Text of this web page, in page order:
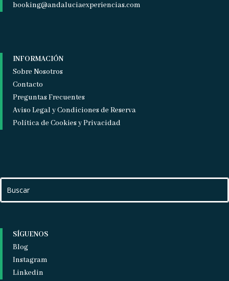
booking@andaluciaexperiencias.com
INFORMACIÓN
Sobre Nosotros
Contacto
Preguntas Frecuentes
Aviso Legal y Condiciones de Reserva
Política de Cookies y Privacidad
SÍGUENOS
Blog
Instagram
Linkedin